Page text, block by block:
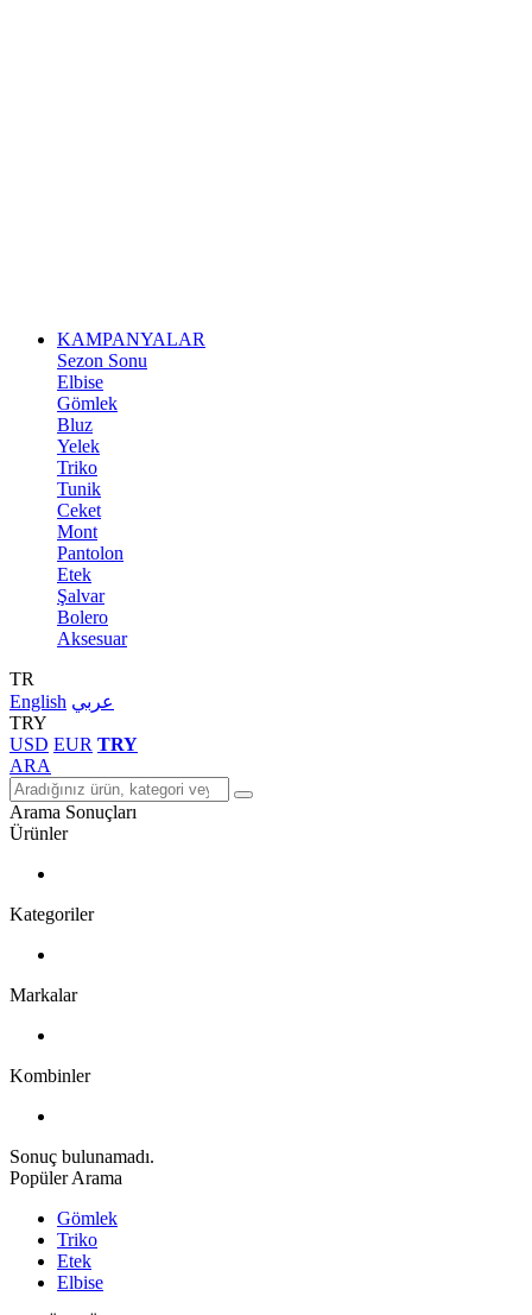
KAMPANYALAR
Sezon Sonu
Elbise
Gömlek
Bluz
Yelek
Triko
Tunik
Ceket
Mont
Pantolon
Etek
Şalvar
Bolero
Aksesuar
TR
English عربي
TRY
USD EUR TRY
ARA
Arama Sonuçları
Ürünler
Kategoriler
Markalar
Kombinler
Sonuç bulunamadı.
Popüler Arama
Gömlek
Triko
Etek
Elbise